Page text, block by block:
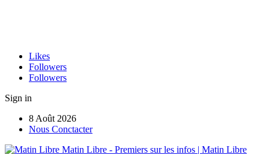
Likes
Followers
Followers
Sign in
8 Août 2026
Nous Conctacter
Matin Libre - Premiers sur les infos | Matin Libre